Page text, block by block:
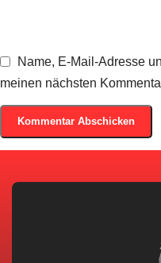
Name, E-Mail-Adresse
meinen nächsten